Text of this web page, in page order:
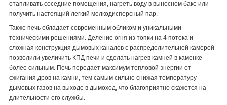
отапливать соседние помещения, нагреть воду в выносном баке или
получить настоящий легкий мелкодисперсный пар.
Также печь обладает современным обликом и уникальными
техническими решениями. Деление огня из топки на 4 потока и
сложная конструкция дымовых каналов с распределительной камерой
позволили увеличить КПД печи и сделать нагрев камней в каменке
более сильным. Печь передает максимум тепловой энергии от
сжигания дров на камни, тем самым сильно снижая температуру
дымовых газов на выходе в дымоход, что благоприятно скажется на
длительности его службы.